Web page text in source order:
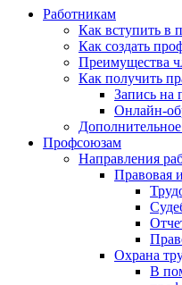
Работникам
Как вступить в
Как создать
Преимущества
Как получить
Запись на
Онлайн-
Профсоюзам
Направления
Правовая
Охрана
В